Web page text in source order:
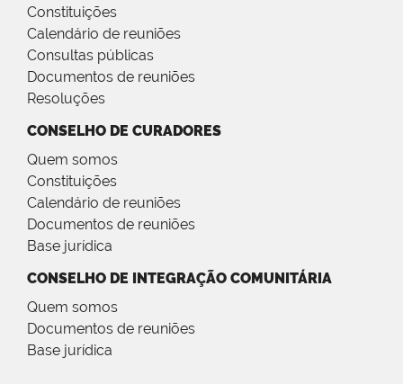
Constituições
Calendário de reuniões
Consultas públicas
Documentos de reuniões
Resoluções
CONSELHO DE CURADORES
Quem somos
Constituições
Calendário de reuniões
Documentos de reuniões
Base jurídica
CONSELHO DE INTEGRAÇÃO COMUNITÁRIA
Quem somos
Documentos de reuniões
Base jurídica